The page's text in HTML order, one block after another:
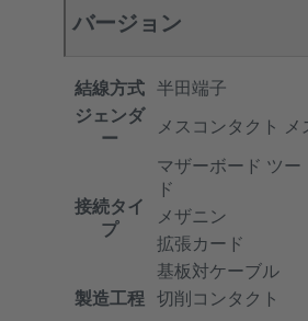
バージョン
結線方式
半田端子
ジェンダ
ー
メスコンタクト メ
接続タイ
プ
マザーボード ツー
ド
メザニン
拡張カード
基板対ケーブル
製造工程
切削コンタクト